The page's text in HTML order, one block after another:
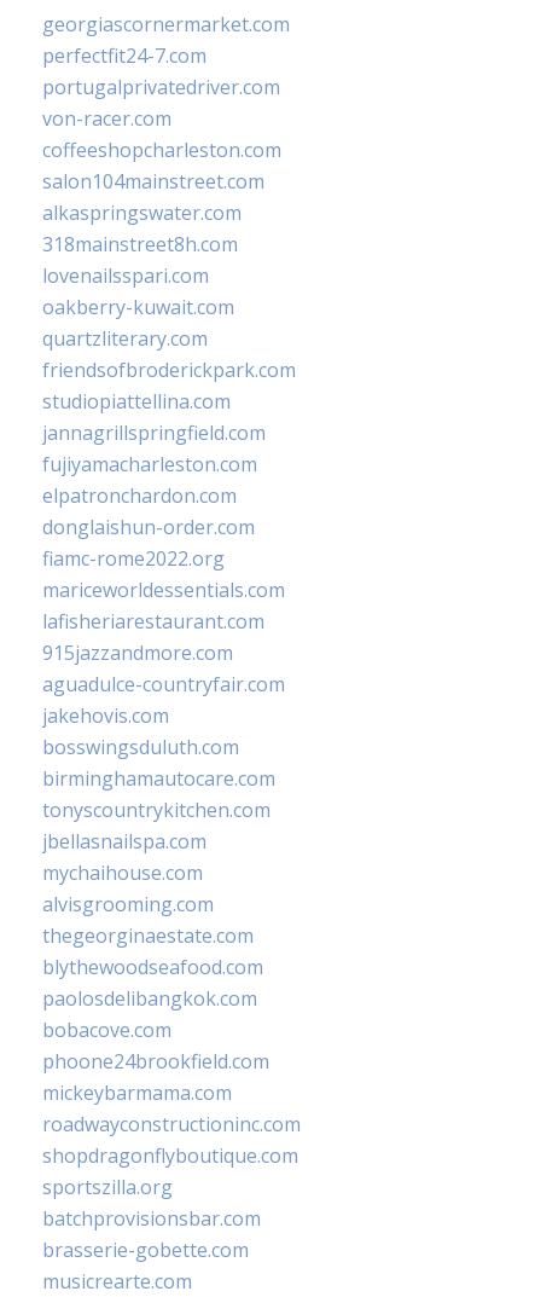
georgiascornermarket.com
perfectfit24-7.com
portugalprivatedriver.com
von-racer.com
coffeeshopcharleston.com
salon104mainstreet.com
alkaspringswater.com
318mainstreet8h.com
lovenailsspari.com
oakberry-kuwait.com
quartzliterary.com
friendsofbroderickpark.com
studiopiattellina.com
jannagrillspringfield.com
fujiyamacharleston.com
elpatronchardon.com
donglaishun-order.com
fiamc-rome2022.org
mariceworldessentials.com
lafisheriarestaurant.com
915jazzandmore.com
aguadulce-countryfair.com
jakehovis.com
bosswingsduluth.com
birminghamautocare.com
tonyscountrykitchen.com
jbellasnailspa.com
mychaihouse.com
alvisgrooming.com
thegeorginaestate.com
blythewoodseafood.com
paolosdelibangkok.com
bobacove.com
phoone24brookfield.com
mickeybarmama.com
roadwayconstructioninc.com
shopdragonflyboutique.com
sportszilla.org
batchprovisionsbar.com
brasserie-gobette.com
musicrearte.com